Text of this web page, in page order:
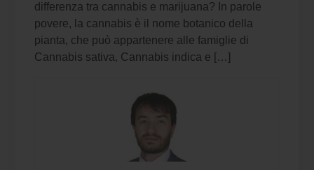
differenza tra cannabis e marijuana? In parole
povere, la cannabis è il nome botanico della
pianta, che può appartenere alle famiglie di
Cannabis sativa, Cannabis indica e […]